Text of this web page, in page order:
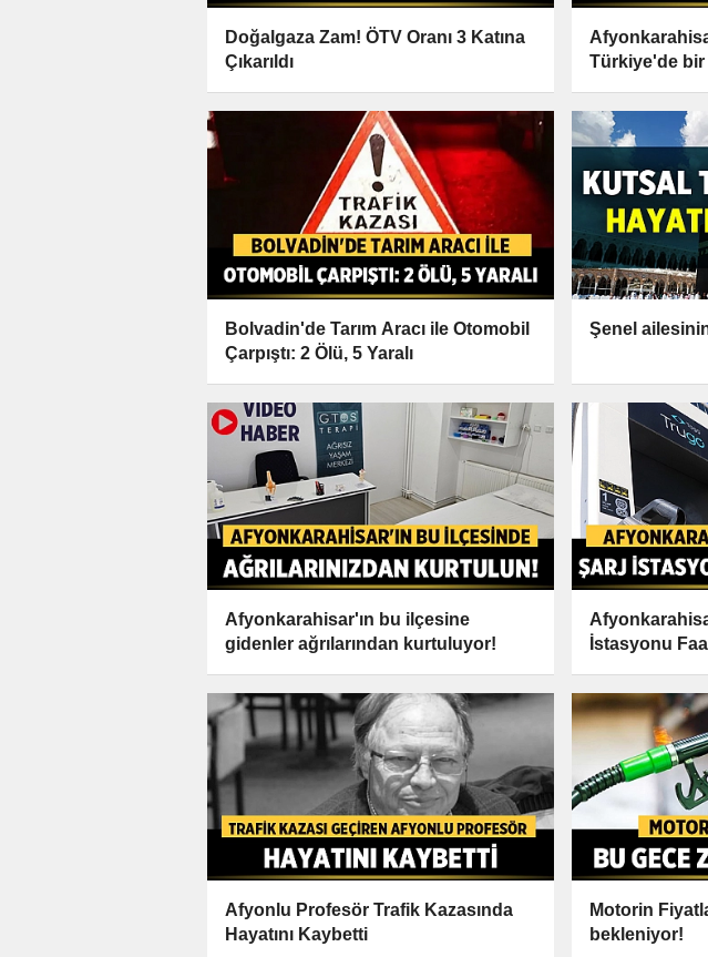
Doğalgaza Zam! ÖTV Oranı 3 Katına
Çıkarıldı
Türkiye'de bir
Bolvadin'de Tarım Aracı ile Otomobil
Çarpıştı: 2 Ölü, 5 Yaralı
Şenel
Afyonkarahisar'ın bu ilçesine
gidenler ağrılarından kurtuluyor!
İstasyonu
Afyonlu Profesör Trafik Kazasında
Hayatını Kaybetti
Motorin
bekleniyor!